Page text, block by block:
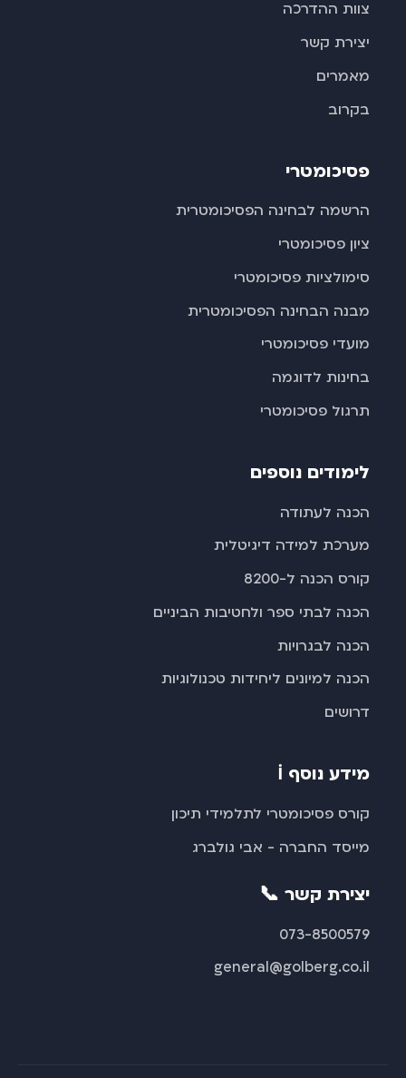
צוות ההדרכה
יצירת קשר
מאמרים
בקרוב
פסיכומטרי
הרשמה לבחינה הפסיכומטרית
ציון פסיכומטרי
סימולציות פסיכומטרי
מבנה הבחינה הפסיכומטרית
מועדי פסיכומטרי
בחינות לדוגמה
תרגול פסיכומטרי
לימודים נוספים
הכנה לעתודה
מערכת למידה דיגיטלית
קורס הכנה ל-8200
הכנה לבתי ספר ולחטיבות הביניים
הכנה לבגרויות
הכנה למיונים ליחידות טכנולוגיות
דרושים
ℹ️ מידע נוסף
קורס פסיכומטרי לתלמידי תיכון
מייסד החברה - אבי גולברג
📞 יצירת קשר
073-8500579
general@golberg.co.il